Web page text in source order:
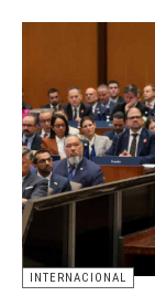
INTERNACIONAL